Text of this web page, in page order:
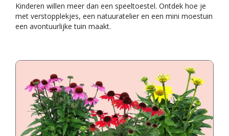
Kinderen willen meer dan een speeltoestel. Ontdek hoe je
met verstopplekjes, een natuuratelier en een mini moestuin
een avontuurlijke tuin maakt.